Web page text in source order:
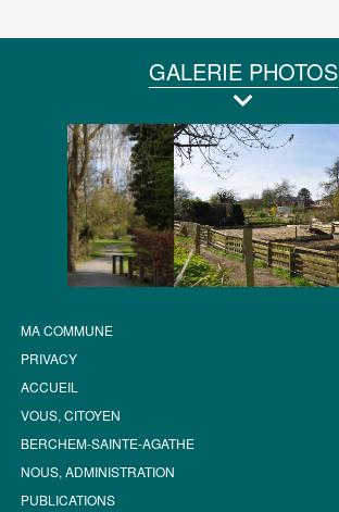
GALERIE PHOTOS
MA COMMUNE
PRIVACY
ACCUEIL
VOUS, CITOYEN
BERCHEM-SAINTE-AGATHE
NOUS, ADMINISTRATION
PUBLICATIONS